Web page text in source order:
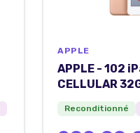
APPLE
APPLE - 102
CELLULAR
Reconditionné